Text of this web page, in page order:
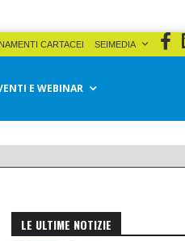
CARTACEI SEIMEDIA
E WEBINAR
LE ULTIME NOTIZIE